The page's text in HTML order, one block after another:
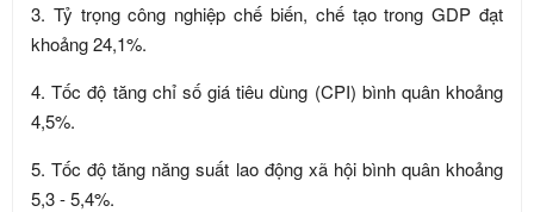
3. Tỷ trọng công nghiệp chế biến, chế tạo trong GDP đạt
khoảng 24,1%.
4. Tốc độ tăng chỉ số giá tiêu dùng (CPI) bình quân khoảng
4,5%.
5. Tốc độ tăng năng suất lao động xã hội bình quân khoảng
5,3 - 5,4%.